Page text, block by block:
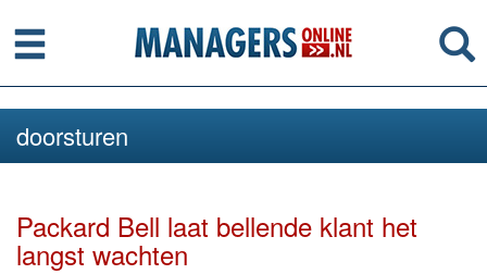
Menu
doorsturen
Packard Bell laat bellende klant het
langst wachten